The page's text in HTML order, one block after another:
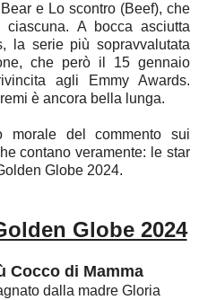
e Lo scontro (Beef), che
A bocca asciutta
la serie più sopravvalutata
che però il 15 gennaio
agli Emmy Awards.
è ancora bella lunga.
morale del commento sui
contano veramente: le star
Globe 2024.
Globe 2024
Cocco di Mamma
dalla madre Gloria